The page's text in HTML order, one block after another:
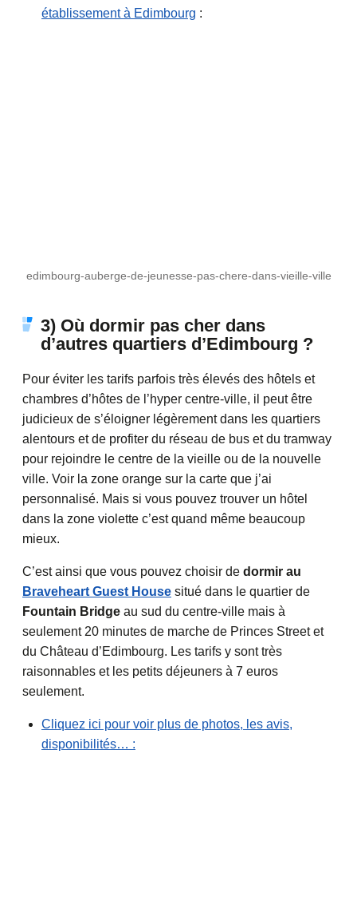
établissement à Edimbourg :
edimbourg-auberge-de-jeunesse-pas-chere-dans-vieille-ville
3) Où dormir pas cher dans
d’autres quartiers d’Edimbourg ?
Pour éviter les tarifs parfois très élevés des hôtels et
chambres d’hôtes de l’hyper centre-ville, il peut être
judicieux de s’éloigner légèrement dans les quartiers
alentours et de profiter du réseau de bus et du tramway
pour rejoindre le centre de la vieille ou de la nouvelle
ville. Voir la zone orange sur la carte que j’ai
personnalisé. Mais si vous pouvez trouver un hôtel
dans la zone violette c’est quand même beaucoup
mieux.
C’est ainsi que vous pouvez choisir de dormir au
Braveheart Guest House situé dans le quartier de
Fountain Bridge au sud du centre-ville mais à
seulement 20 minutes de marche de Princes Street et
du Château d’Edimbourg. Les tarifs y sont très
raisonnables et les petits déjeuners à 7 euros
seulement.
Cliquez ici pour voir plus de photos, les avis,
disponibilités… :